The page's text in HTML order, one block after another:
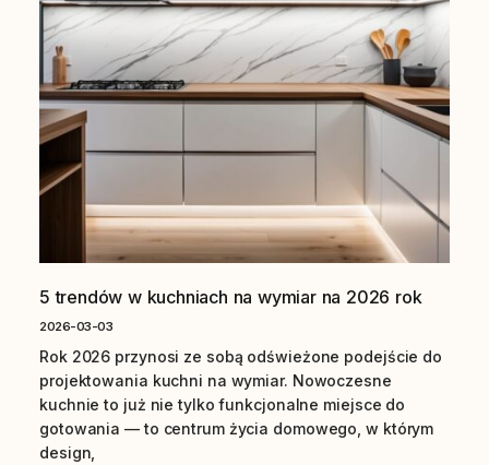
5 trendów w kuchniach na wymiar na 2026 rok
2026-03-03
Rok 2026 przynosi ze sobą odświeżone podejście do
projektowania kuchni na wymiar. Nowoczesne
kuchnie to już nie tylko funkcjonalne miejsce do
gotowania — to centrum życia domowego, w którym
design,